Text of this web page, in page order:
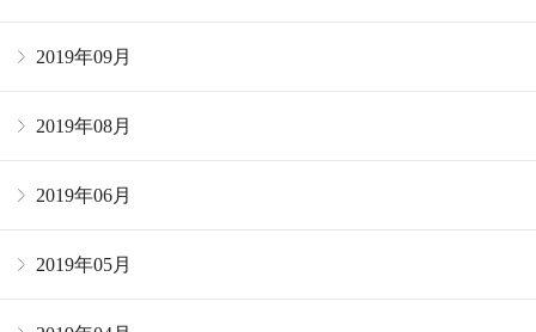
2019年09月
2019年08月
2019年06月
2019年05月